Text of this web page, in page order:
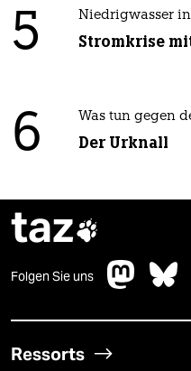
5 Niedrigwasser
Stromkrise
6 Was tun gegen
Der Urknall
taz
Folgen Sie uns
Ressorts